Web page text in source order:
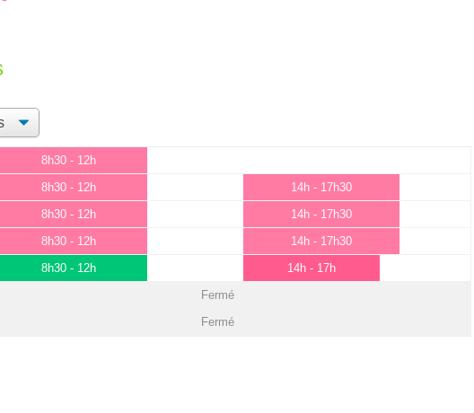
8h30 - 12h
8h30 - 12h 14h - 17h30
8h30 - 12h 14h - 17h30
8h30 - 12h 14h - 17h30
8h30 - 12h 14h - 17h
Fermé
Fermé